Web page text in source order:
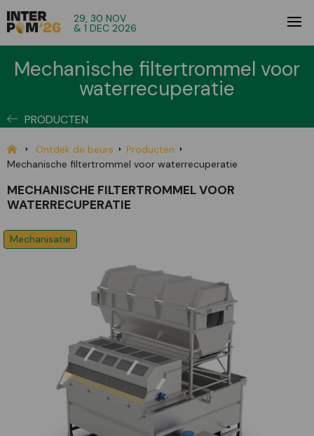
29, 30 NOV
& 1 DEC 2026
Mechanische filtertrommel voor
waterrecuperatie
PRODUCTEN
Ontdek de beurs
Producten
Mechanische filtertrommel voor waterrecuperatie
MECHANISCHE FILTERTROMMEL VOOR
WATERRECUPERATIE
Mechanisatie